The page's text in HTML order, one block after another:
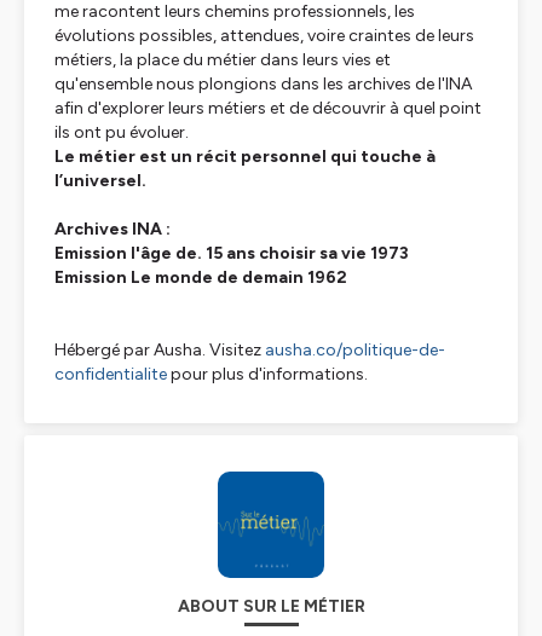
me racontent leurs chemins professionnels, les
évolutions possibles, attendues, voire craintes de leurs
métiers, la place du métier dans leurs vies et
qu'ensemble nous plongions dans les archives de l'INA
afin d'explorer leurs métiers et de découvrir à quel point
ils ont pu évoluer.
Le métier est un récit personnel qui touche à
l’universel.
Archives INA :
Emission l'âge de. 15 ans choisir sa vie 1973
Emission Le monde de demain 1962
Hébergé par Ausha. Visitez ausha.co/politique-de-
confidentialitepour plus d'informations.
ABOUT SUR LE MÉTIER